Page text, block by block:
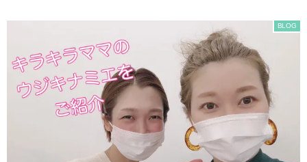
BLOG